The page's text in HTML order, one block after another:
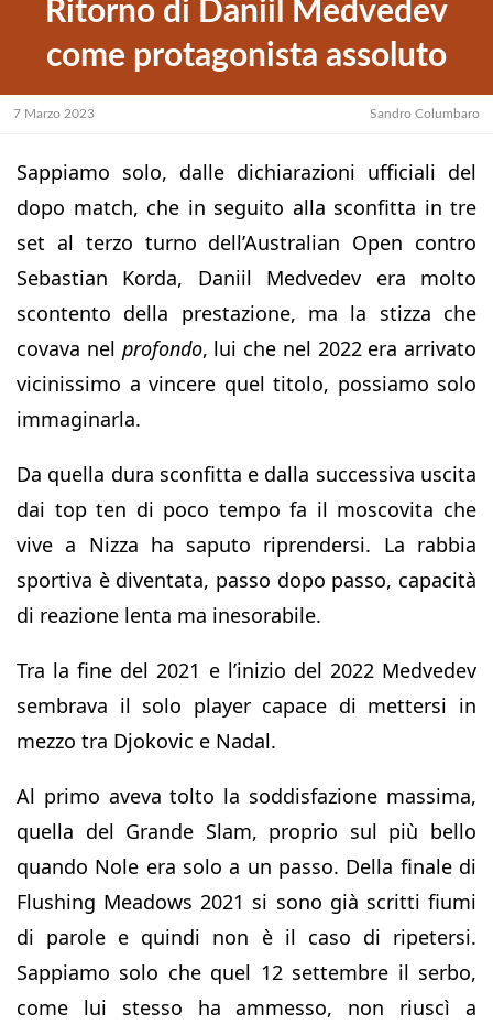
Ritorno di Daniil Medvedev
come protagonista assoluto
7 Marzo 2023 Sandro Columbaro
Sappiamo solo, dalle dichiarazioni ufficiali del
dopo match, che in seguito alla sconfitta in tre
set al terzo turno dell’Australian Open contro
Sebastian Korda, Daniil Medvedev era molto
scontento della prestazione, ma la stizza che
covava nel profondo, lui che nel 2022 era arrivato
vicinissimo a vincere quel titolo, possiamo solo
immaginarla.
Da quella dura sconfitta e dalla successiva uscita
dai top ten di poco tempo fa il moscovita che
vive a Nizza ha saputo riprendersi. La rabbia
sportiva è diventata, passo dopo passo, capacità
di reazione lenta ma inesorabile.
Tra la fine del 2021 e l’inizio del 2022 Medvedev
sembrava il solo player capace di mettersi in
mezzo tra Djokovic e Nadal.
Al primo aveva tolto la soddisfazione massima,
quella del Grande Slam, proprio sul più bello
quando Nole era solo a un passo. Della finale di
Flushing Meadows 2021 si sono già scritti fiumi
di parole e quindi non è il caso di ripetersi.
Sappiamo solo che quel 12 settembre il serbo,
come lui stesso ha ammesso, non riuscì a